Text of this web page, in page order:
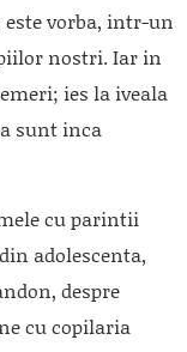
vorba, intr-un
nostri. Iar in
ies la iveala
sunt inca
cu parintii
adolescenta,
despre
cu copilaria